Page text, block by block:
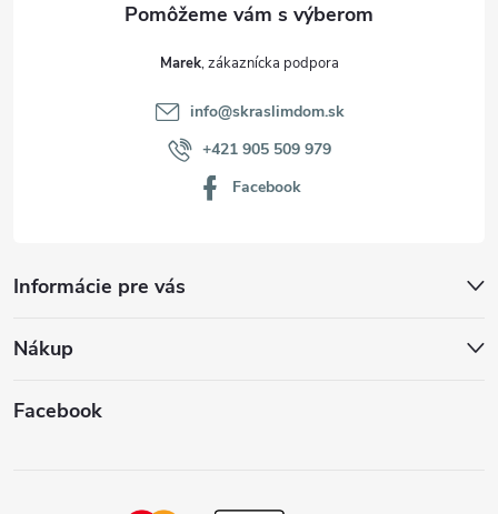
Informácie pre vás
Nákup
Marek
info@skraslimdom.sk
+421 905 509 979
Facebook
Facebook